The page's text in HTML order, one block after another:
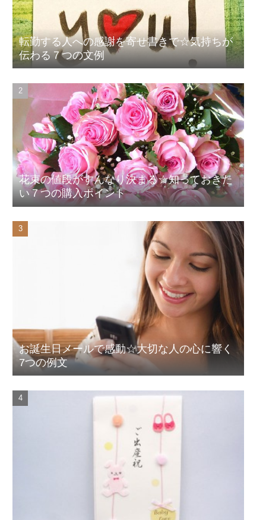
転勤する人への感謝を寄せ書きで☆気持ちが
伝わる７つの文例
花束の値段がすんなり決まる☆知っておきた
い７つの購入ポイント
お誕生日メールで感動☆大切な人の心に響く
7つの例文